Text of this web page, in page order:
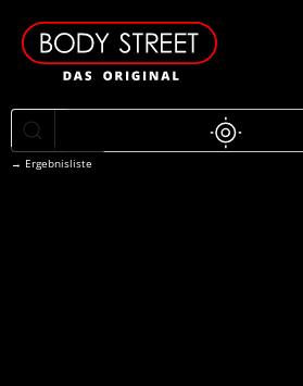
→ Ergebnisliste